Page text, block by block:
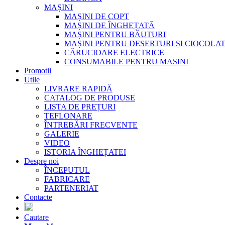
MAȘINI
MAȘINI DE COPT
MAȘINI DE ÎNGHEȚATĂ
MAȘINI PENTRU BĂUTURI
MAȘINI PENTRU DESERTURI ȘI
CĂRUCIOARE ELECTRICE
CONSUMABILE PENTRU MAȘINI
Promotii
Utile
LIVRARE RAPIDĂ
CATALOG DE PRODUSE
LISTA DE PREȚURI
TEFLONARE
ÎNTREBĂRI FRECVENTE
GALERIE
VIDEO
ISTORIA ÎNGHEȚATEI
Despre noi
ÎNCEPUTUL
FABRICARE
PARTENERIAT
Contacte
Cautare